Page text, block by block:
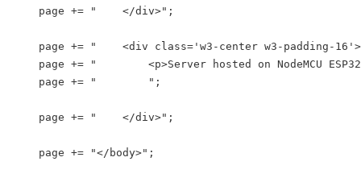
page += "    </div>";
page += "    <div class='w3-center w3-padding-
page += "        <p>Server hosted on NodeMCU
page += "        ";
page += "    </div>";
page += "</body>";